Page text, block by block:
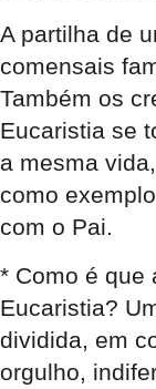
A partilha de
comensais
Também os
Eucaristia se
a mesma
como
com o Pai.
* Como é que
Eucaristia?
dividida, em
orgulho,